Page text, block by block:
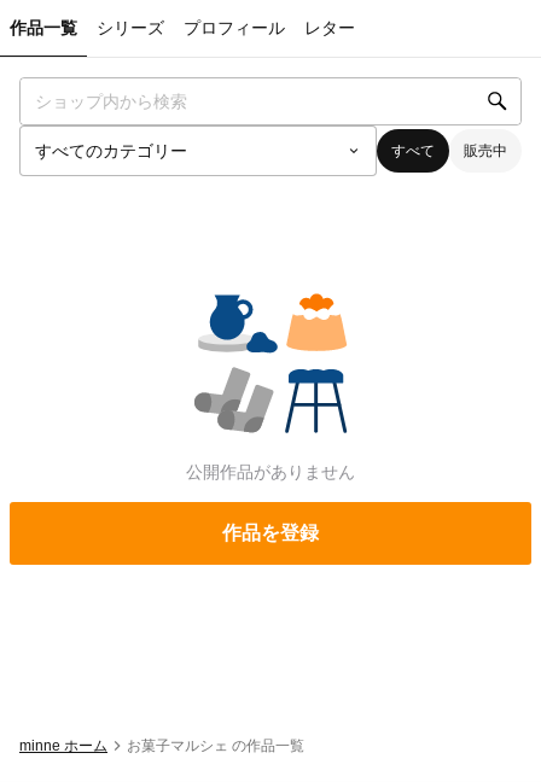
作品一覧 シリーズ プロフィール レター
すべて 販売中
公開作品がありません
作品を登録
minne ホーム お菓子マルシェ の作品一覧